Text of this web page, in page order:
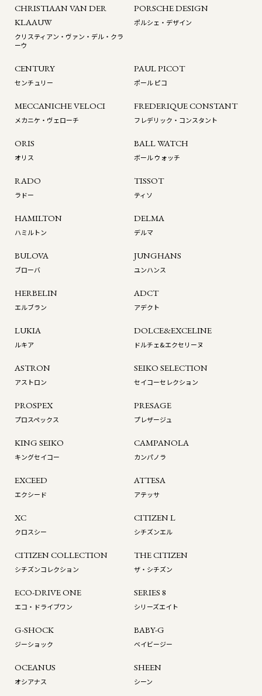
CHRISTIAAN VAN DER
KLAAUW
クリスティアン・ヴァン・デル・クラ
ーウ
PORSCHE DESIGN
ポルシェ・デザイン
CENTURY
センチュリー
PAUL PICOT
ポール ピコ
MECCANICHE VELOCI
メカニケ・ヴェローチ
FREDERIQUE CONSTANT
フレデリック・コンスタント
ORIS
オリス
BALL WATCH
ボール ウォッチ
RADO
ラドー
TISSOT
ティソ
HAMILTON
ハミルトン
DELMA
デルマ
BULOVA
ブローバ
JUNGHANS
ユンハンス
HERBELIN
エルブラン
ADCT
アデクト
LUKIA
ルキア
DOLCE&EXCELINE
ドルチェ&エクセリーヌ
ASTRON
アストロン
SEIKO SELECTION
セイコーセレクション
PROSPEX
プロスペックス
PRESAGE
プレザージュ
KING SEIKO
キングセイコー
CAMPANOLA
カンパノラ
EXCEED
エクシード
ATTESA
アテッサ
XC
クロスシー
CITIZEN L
シチズンエル
CITIZEN COLLECTION
シチズンコレクション
THE CITIZEN
ザ・シチズン
ECO-DRIVE ONE
エコ・ドライブワン
SERIES 8
シリーズエイト
G-SHOCK
ジーショック
BABY-G
ベイビージー
OCEANUS
オシアナス
SHEEN
シーン